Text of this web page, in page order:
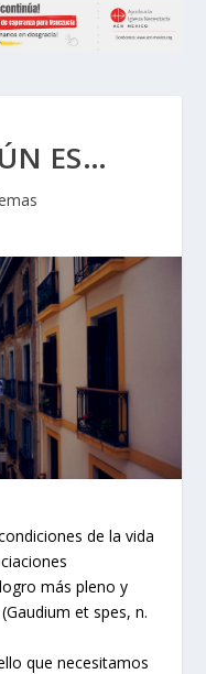
ES…
de la vida
más pleno y
et spes, n.
que necesitamos